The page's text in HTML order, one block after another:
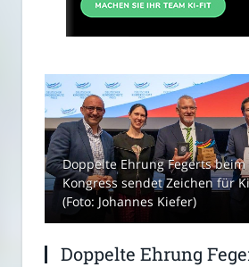
Doppelte Ehrung Fegerts beim
Kongress sendet Zeichen für
(Foto: Johannes Kiefer)
Doppelte Ehrung